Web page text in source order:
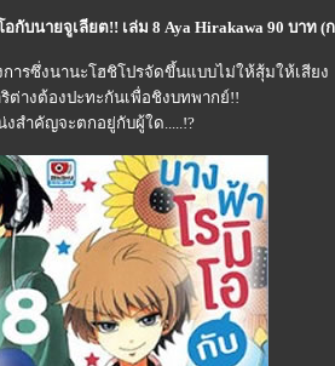
อกับนายจูเลียต!! เล่ม 8 Aya Hirakawa 90 บา
ารซึ่งนานะโฮชิโปรจัดขึ้นแบบไม่ให้สุ้มให้เสียง
ต่างต้องปะทะกันเพื่อชิงบทพากย์!!
สำคัญจะตกอยู่กับผู้ใด.....!?